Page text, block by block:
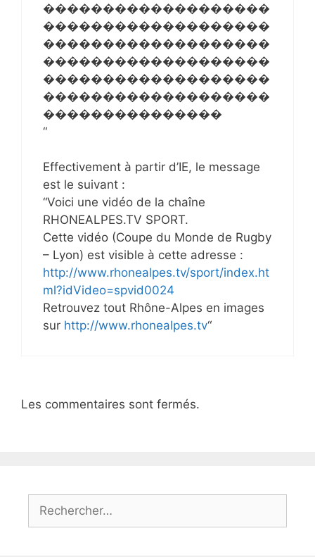
�������������������
�������������������
�������������������
�������������������
�������������������
�������������������
���������������
“
Effectivement à partir d’IE, le message
est le suivant :
“Voici une vidéo de la chaîne
RHONEALPES.TV SPORT.
Cette vidéo (Coupe du Monde de Rugby
– Lyon) est visible à cette adresse :
http://www.rhonealpes.tv/sport/index.ht
ml?idVideo=spvid0024
Retrouvez tout Rhône-Alpes en images
sur http://www.rhonealpes.tv“
Les commentaires sont fermés.
Rechercher :